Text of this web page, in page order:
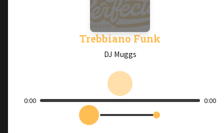
Trebbiano Funk
DJ Muggs
0:00 0:00